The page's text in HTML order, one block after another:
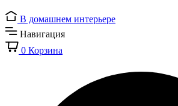
В домашнем интерьере
Навигация
0 Корзина